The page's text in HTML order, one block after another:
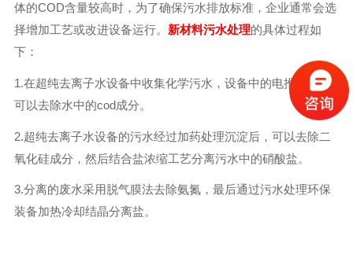
体的COD含量较高时，为了确保污水排放标准，企业通常会选
择增加工艺或改进设备运行。 新材料污水处理的具体过程如
下：
1.在超纯去离子水设备中收集化学污水，设备中的电推均质膜
可以去除水中的cod成分。
2.超纯去离子水设备的污水经过加药处理沉淀后，可以去除二
氧化硅成分，然后结合盐浓缩工艺分离污水中的硝酸盐。
3.分离的废水采用脱气膜法去除氨氮，最后通过污水处理环保
装备加热冷却结晶分离盐。